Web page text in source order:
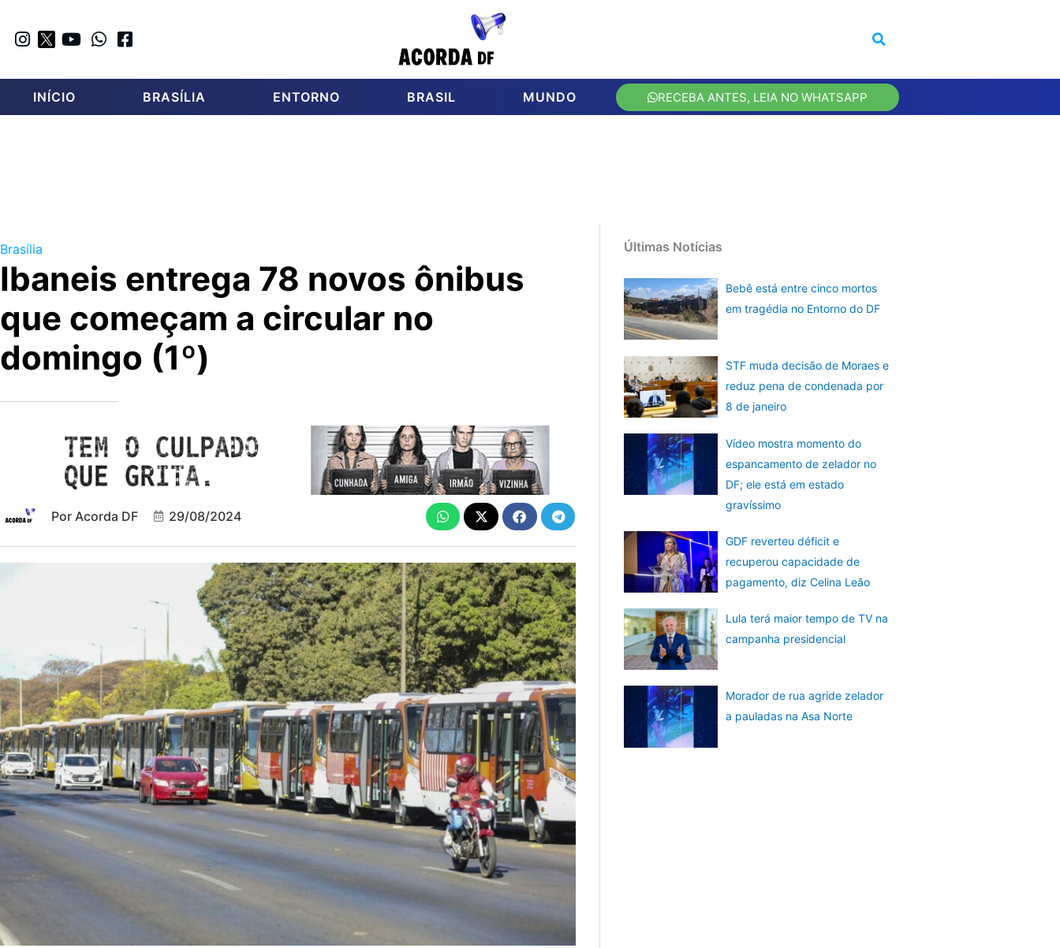
INÍCIO BRASÍLIA ENTORNO BRASIL MUNDO RECEBA ANTES, LEIA NO WHATSAPP
Brasília
Ibaneis entrega 78 novos ônibus
que começam a circular no
domingo (1º)
Por Acorda DF 29/08/2024
Últimas Notícias
Bebê está entre cinco mortos
em tragédia no Entorno do DF
STF muda decisão de Moraes e
reduz pena de condenada por
8 de janeiro
Vídeo mostra momento do
espancamento de zelador no
DF; ele está em estado
gravíssimo
GDF reverteu déficit e
recuperou capacidade de
pagamento, diz Celina Leão
Lula terá maior tempo de TV na
campanha presidencial
Morador de rua agride zelador
a pauladas na Asa Norte